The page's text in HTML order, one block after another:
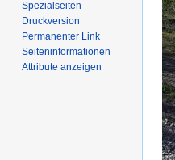
Spezialseiten
Druckversion
Permanenter Link
Seiten­­informationen
Attribute anzeigen